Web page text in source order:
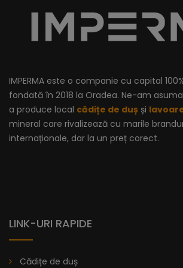
Cădiță De Duș Dalia, Antracit,
IMPERMA este o companie cu capital
fondată în 2018 la Oradea. Ne-am
a produce local cădițe de duș și
mineral care rivalizează cu marile
internaționale, dar la un preț corect.
LINK-URI RAPIDE
Cădițe de duș